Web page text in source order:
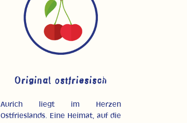
Original ostfriesisch
Aurich liegt im Herzen
Ostfrieslands. Eine Heimat, auf die